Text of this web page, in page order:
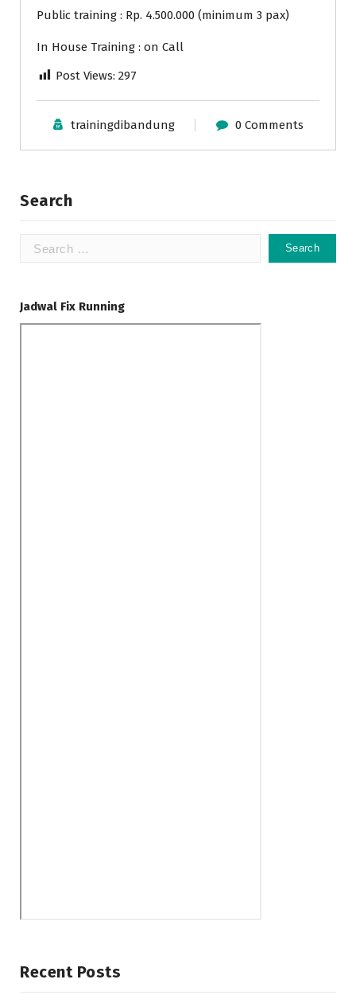
Public training : Rp. 4.500.000 (minimum 3 pax)
In House Training : on Call
Post Views: 297
trainingdibandung 0 Comments
Search
Search
Jadwal Fix Running
Recent Posts